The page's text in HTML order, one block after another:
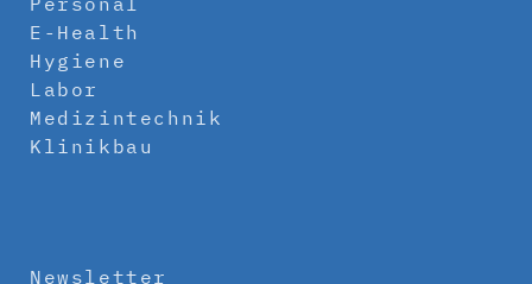
E-Health
Hygiene
Labor
Medizintechnik
Klinikbau
Newsletter